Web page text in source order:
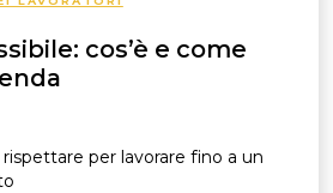
cos’è e come
per lavorare fino a un